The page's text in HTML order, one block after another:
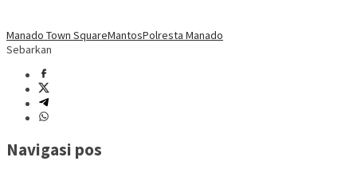
Manado Town SquareMantosPolresta Manado
Sebarkan
Navigasi pos